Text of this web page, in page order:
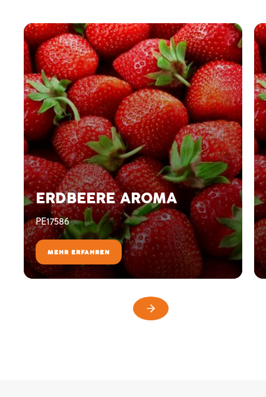
ERDBEERE AROMA
PE17586
MEHR ERFAHREN